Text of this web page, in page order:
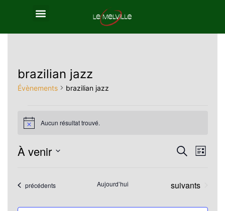
brazilian jazz
Évènements brazilian jazz
Notice Aucun résultat trouvé.
et
Recherche
Liste
À venir
une
Évènements
précédents Aujourd’hui Évènements
suivants